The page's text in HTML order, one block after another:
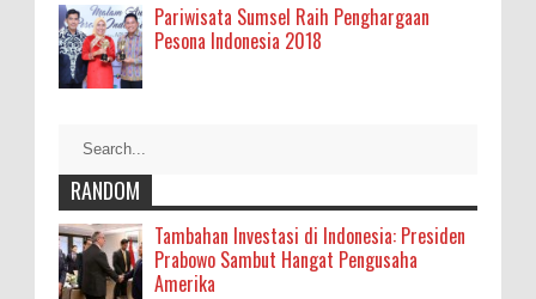
Pariwisata Sumsel Raih Penghargaan
Pesona Indonesia 2018
RANDOM
Tambahan Investasi di Indonesia: Presiden
Prabowo Sambut Hangat Pengusaha
Amerika